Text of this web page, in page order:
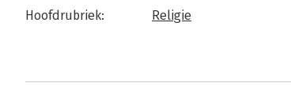
Hoofdrubriek: Religie